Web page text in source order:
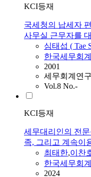
KCI등재
국세청의 납세자
사무실 근무자를
심태섭 ( Tae
한국세무회
2001
세무회계연구
Vol.8 No.-
KCI등재
세무대리인의 전
족, 그리고 계속이
최태한,이찬
한국세무회
2024